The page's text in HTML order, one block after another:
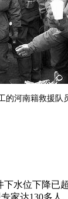
的河南籍救援队
水位下降
达130多人